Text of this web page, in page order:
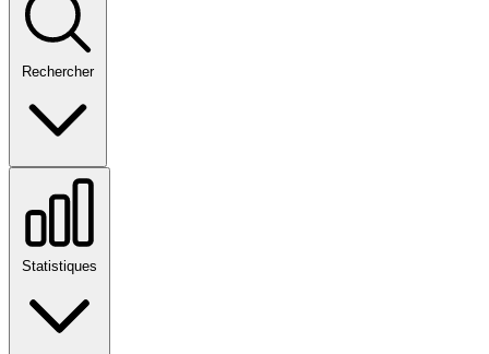
Rechercher
Statistiques